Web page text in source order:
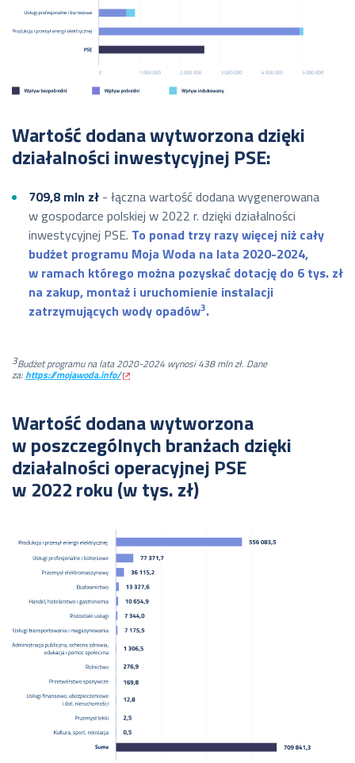
Wartość dodana wytworzona dzięki
działalności inwestycyjnej PSE:
709,8 mln zł- łączna wartość dodana wygenerowana
w gospodarce polskiej w 2022 r. dzięki działalności
inwestycyjnej PSE. To ponad trzy razy więcej niż cały
budżet programu Moja Woda na lata 2020-2024,
w ramach którego można pozyskać dotację do 6 tys. zł
na zakup, montaż i uruchomienie instalacji
zatrzymujących wody opadów3.
3Budżet programu na lata 2020-2024 wynosi 438 mln zł. Dane
za:https://mojawoda.info/
Wartość dodana wytworzona
w poszczególnych branżach dzięki
działalności operacyjnej PSE
w 2022 roku (w tys. zł)